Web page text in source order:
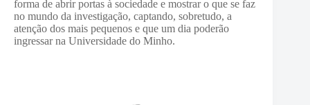
forma de abrir portas à sociedade e mostrar o que se faz
no mundo da investigação, captando, sobretudo, a
atenção dos mais pequenos e que um dia poderão
ingressar na Universidade do Minho.